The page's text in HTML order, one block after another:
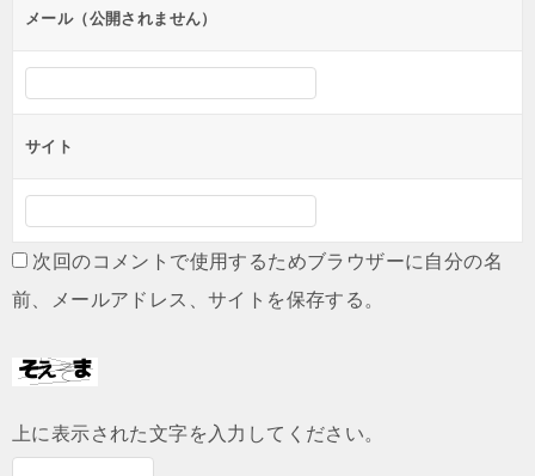
ンメール（公開されません）
サイト
次回のコメントで使用するためブラウザーに自分の名
前、メールアドレス、サイトを保存する。
上に表示された文字を入力してください。